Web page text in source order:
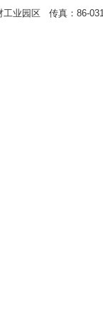
工业园区 传真：86-